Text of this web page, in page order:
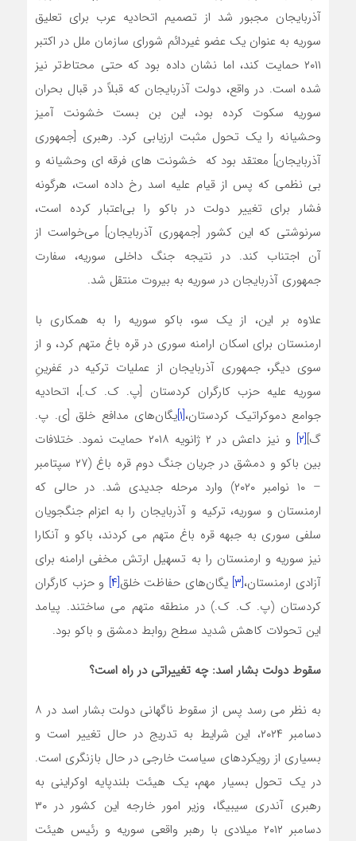
آذربایجان مجبور شد از تصمیم اتحادیه عرب برای تعلیق
سوریه به عنوان یک عضو غیردائم شورای سازمان ملل در اکتبر
۲۰۱۱ حمایت کند، اما نشان داده بود که حتی محتاط‌تر نیز
شده است. در واقع، دولت آذربایجان که قبلاً در قبال بحران
سوریه سکوت کرده بود، این بن بست خشونت آمیز
وحشیانه را یک تحول مثبت ارزیابی کرد. رهبری [جمهوری
آذربایجان] معتقد بود که خشونت‌ های فرقه ‌ای وحشیانه و
بی ‌نظمی که پس از قیام علیه اسد رخ داده است، هرگونه
فشار برای تغییر دولت در باکو را بی‌اعتبار کرده است،
سرنوشتی که این کشور [جمهوری آذربایجان] می‌خواست از
آن اجتناب کند. در نتیجه جنگ داخلی سوریه، سفارت
جمهوری آذربایجان در سوریه به بیروت منتقل شد.
علاوه بر این، از یک سو، باکو سوریه را به همکاری با
ارمنستان برای اسکان ارامنه سوری در قره باغ متهم کرد، و از
سوی دیگر، جمهوری آذربایجان از عملیات ترکیه در عَفرینِ
سوریه علیه حزب کارگران کردستان [پ. ک. ک.]، اتحادیه
جوامع دموکراتیک کردستان،[۱] یگان‌های مدافع خلق [ی. پ.
گ][۲]
و نیز داعش در ۲ ژانویه ۲۰۱۸ حمایت نمود. ختلافات
بین باکو و دمشق در جریان جنگ دوم قره باغ (۲۷ سپتامبر
– ۱۰ نوامبر ۲۰۲۰) وارد مرحله جدیدی شد. در حالی که
ارمنستان و سوریه، ترکیه و آذربایجان را به اعزام جنگجویان
سلفی سوری به جبهه قره باغ متهم می کردند، باکو و آنکارا
نیز سوریه و ارمنستان را به تسهیل ارتش مخفی ارامنه برای
آزادی ارمنستان،[۳] یگان‌های حفاظت خلق[۴]
و حزب کارگران
کردستان (پ. ک. ک.) در منطقه متهم می ساختند. پیامد
این تحولات کاهش شدید سطح روابط دمشق و باکو بود.
سقوط دولت بشار اسد: چه تغییراتی در راه است؟
به نظر می رسد پس از سقوط ناگهانی دولت بشار اسد در ۸
دسامبر ۲۰۲۴، این شرایط به تدریج در حال تغییر است و
بسیاری از رویکردهای سیاست خارجی در حال بازنگری است.
در یک تحول بسیار مهم، یک هیئت بلندپایه اوکراینی به
رهبری آندری سیبیگا، وزیر امور خارجه این کشور در ۳۰
دسامبر ۲۰۱۲ میلادی با رهبر واقعی سوریه و رئیس هیئت